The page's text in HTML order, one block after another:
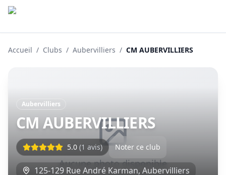
Accueil / Clubs / Aubervilliers / CM AUBERVILLIERS
Aucune photo disponible
Aubervilliers
CM AUBERVILLIERS
5.0 (1 avis) Noter ce club
125-129 Rue André Karman, Aubervilliers